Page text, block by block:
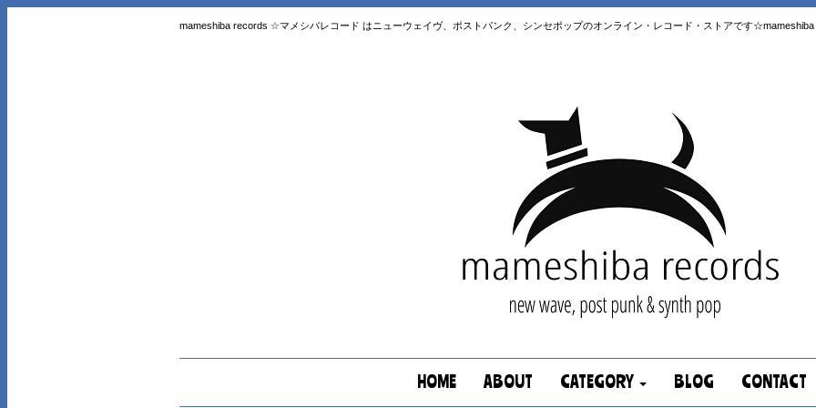
mameshiba records ☆マメシバレコード はニューウェイヴ、ポストパンク、シンセポップのオンライン・レコード・ストアです
HOME ABOUT CATEGORY BLOG CONTACT